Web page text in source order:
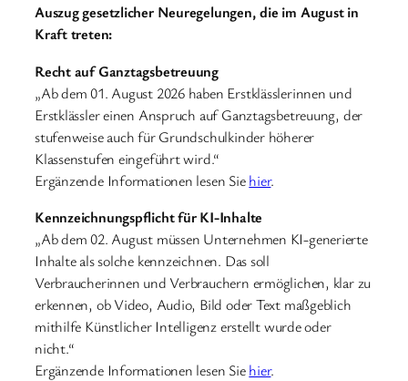
Auszug gesetzlicher Neuregelungen, die im August in
Kraft treten:
Recht auf Ganztagsbetreuung
„Ab dem 01. August 2026 haben Erstklässlerinnen und
Erstklässler einen Anspruch auf Ganztagsbetreuung, der
stufenweise auch für Grundschulkinder höherer
Klassenstufen eingeführt wird.“
Ergänzende Informationen lesen Siehier.
Kennzeichnungspflicht für KI-Inhalte
„Ab dem 02. August müssen Unternehmen KI-generierte
Inhalte als solche kennzeichnen. Das soll
Verbraucherinnen und Verbrauchern ermöglichen, klar zu
erkennen, ob Video, Audio, Bild oder Text maßgeblich
mithilfe Künstlicher Intelligenz erstellt wurde oder
nicht.“
Ergänzende Informationen lesen Siehier.